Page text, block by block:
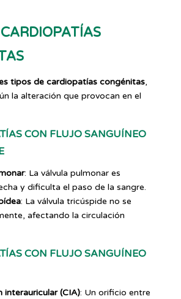
tipos de cardiopatías congénitas,
la alteración que provocan en el
CON FLUJO SANGUÍNEO
: La válvula pulmonar es
y dificulta el paso de la sangre.
: La válvula tricúspide no se
afectando la circulación
CON FLUJO SANGUÍNEO
interauricular (CIA): Un orificio entre